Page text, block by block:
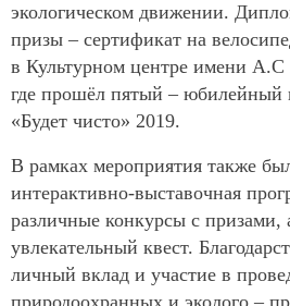
экологическом движении.
призы – сертификат на
в Культурном центре имени
где прошёл пятый – юбилейный
«Будет чисто» 2019.
В рамках мероприятия также
интерактивно-выставочная
различные конкурсы с призами,
увлекательный квест.
личный вклад и участие в